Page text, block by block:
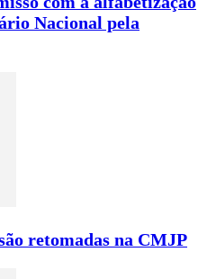
Nacional pela
retomadas na CMJP